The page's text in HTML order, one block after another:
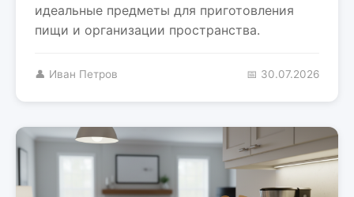
идеальные предметы для приготовления
пищи и организации пространства.
👤 Иван Петров 📅 30.07.2026